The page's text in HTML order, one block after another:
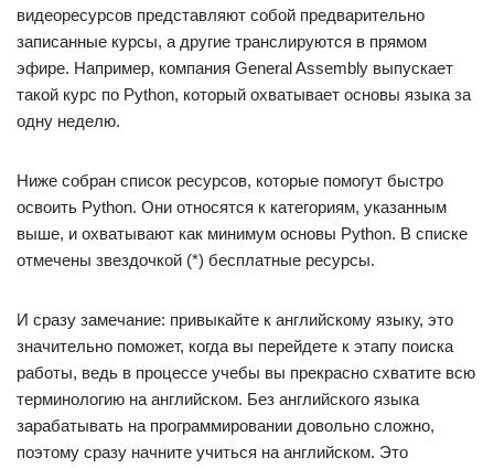
видеоресурсов представляют собой предварительно
записанные курсы, а другие транслируются в прямом
эфире. Например, компания General Assembly выпускает
такой курс по Python, который охватывает основы языка за
одну неделю.
Ниже собран список ресурсов, которые помогут быстро
освоить Python. Они относятся к категориям, указанным
выше, и охватывают как минимум основы Python. В списке
отмечены звездочкой (*) бесплатные ресурсы.
И сразу замечание: привыкайте к английскому языку, это
значительно поможет, когда вы перейдете к этапу поиска
работы, ведь в процессе учебы вы прекрасно схватите всю
терминологию на английском. Без английского языка
зарабатывать на программировании довольно сложно,
поэтому сразу начните учиться на английском. Это